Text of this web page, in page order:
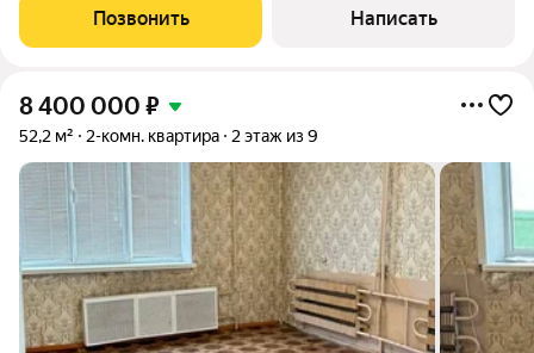
квартира ищет новых хозяев Это не просто квадратные метры,
а настоящее пространство для
Позвонить Написать
8 400 000 ₽
52,2 м² 2-комн. квартира 2 этаж из 9